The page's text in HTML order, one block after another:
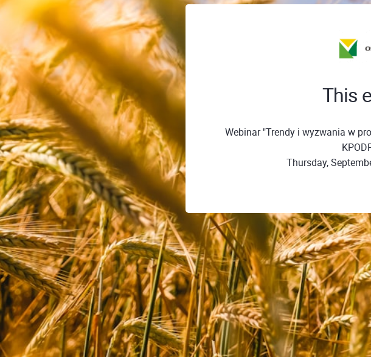
This
Webinar "Trendy i wyzwania w
Thursday,